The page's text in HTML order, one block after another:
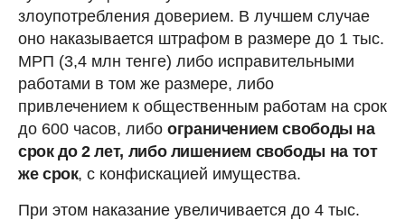
злоупотребления доверием. В лучшем случае
оно наказывается штрафом в размере до 1 тыс.
МРП (3,4 млн тенге) либо исправительными
работами в том же размере, либо
привлечением к общественным работам на срок
до 600 часов, либо ограничением свободы на
срок до 2 лет, либо лишением свободы на тот
же срок, с конфискацией имущества.
При этом наказание увеличивается до 4 тыс.